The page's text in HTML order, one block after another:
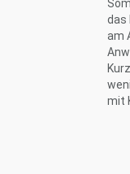
das
am
mit